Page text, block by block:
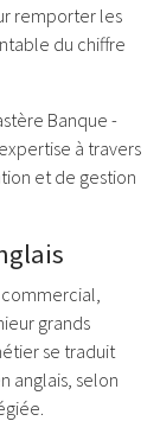
remporter les
du chiffre
Banque -
à travers
et de gestion
grands
se traduit
anglais, selon